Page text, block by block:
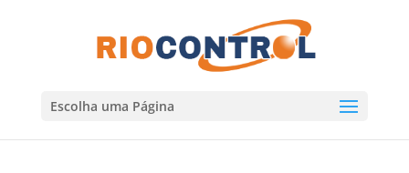
Escolha uma Página